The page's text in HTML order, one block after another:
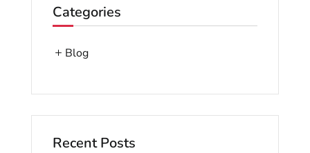
Categories
Blog
Recent Posts